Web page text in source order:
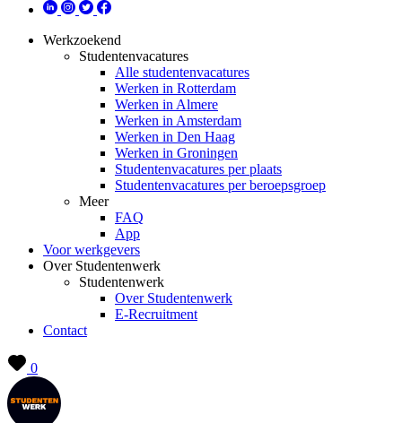
Werkzoekend
Studentenvacatures
Alle studentenvacatures
Werken in Rotterdam
Werken in Almere
Werken in Amsterdam
Werken in Den Haag
Werken in Groningen
Studentenvacatures per plaats
Studentenvacatures per beroepsgroep
Meer
FAQ
App
Voor werkgevers
Over Studentenwerk
Studentenwerk
Over Studentenwerk
E-Recruitment
Contact
0